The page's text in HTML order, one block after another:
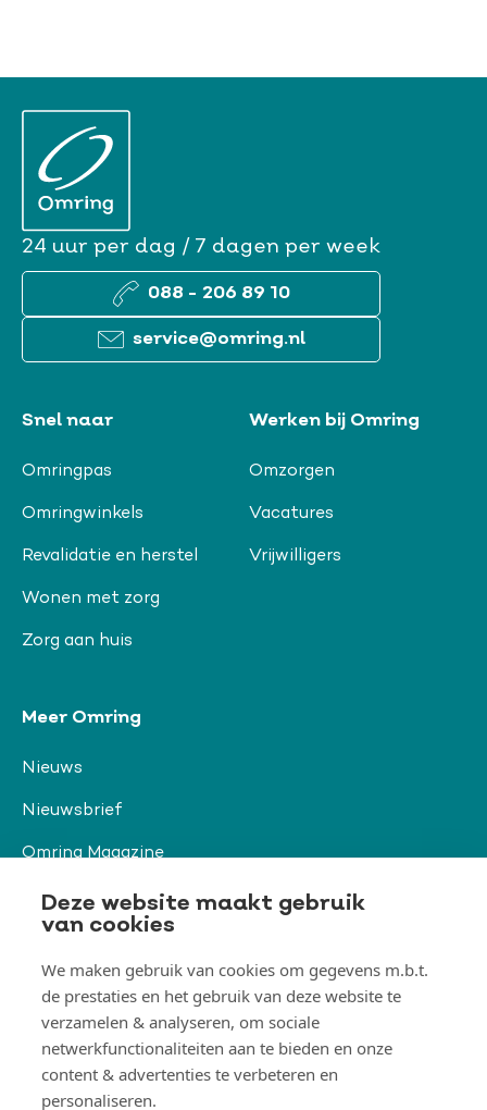
Deze website maakt gebruik
van cookies
We maken gebruik van cookies om gegevens m.b.t.
de prestaties en het gebruik van deze website te
verzamelen & analyseren, om sociale
netwerkfunctionaliteiten aan te bieden en onze
content & advertenties te verbeteren en
personaliseren.
24 uur per dag / 7 dagen per week
088 - 206 89 10
service@omring.nl
Snel naar
Omringpas
Omringwinkels
Revalidatie en herstel
Wonen met zorg
Zorg aan huis
Werken bij Omring
Omzorgen
Vacatures
Vrijwilligers
Meer Omring
Nieuws
Nieuwsbrief
Omring Magazine
Verwijzers
Organisatie & beleid